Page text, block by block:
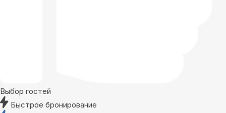
Выбор гостей
Быстрое бронирование